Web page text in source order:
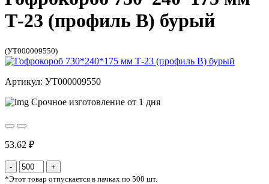
Т-23 (профиль B) бурый
(УТ000009550)
Артикул: УТ000009550
Срочное изготовление от 1 дня
53.62 ₽
*Этот товар отпускается в пачках по 500 шт.